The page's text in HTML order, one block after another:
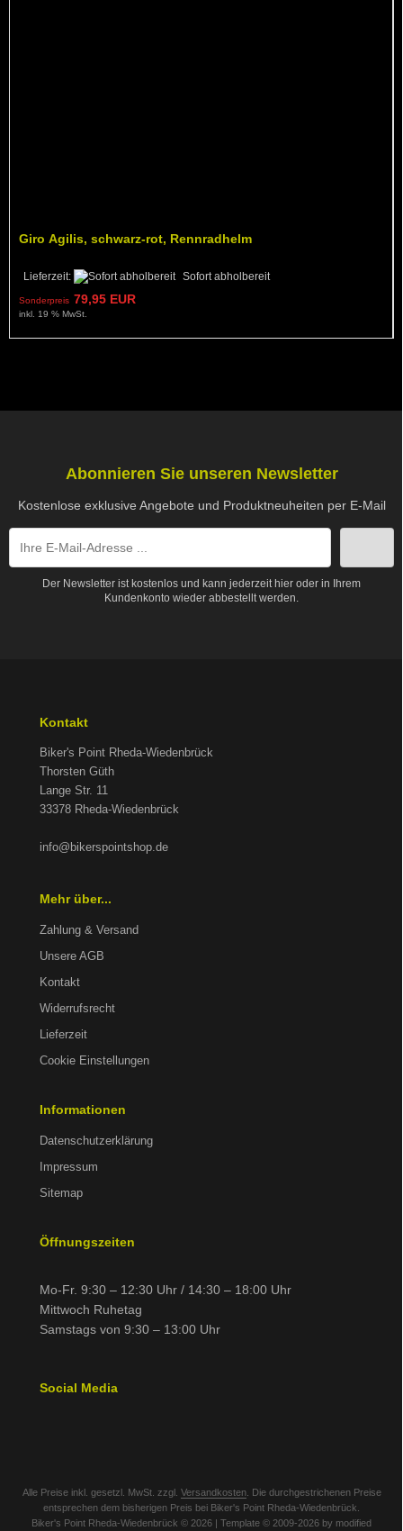
Giro Agilis, schwarz-rot, Rennradhelm
Lieferzeit: Sofort abholbereit
Sonderpreis 79,95 EUR
inkl. 19 % MwSt.
Abonnieren Sie unseren Newsletter
Kostenlose exklusive Angebote und Produktneuheiten per E-Mail
Der Newsletter ist kostenlos und kann jederzeit hier oder in Ihrem
Kundenkonto wieder abbestellt werden.
Kontakt
Biker's Point Rheda-Wiedenbrück
Thorsten Güth
Lange Str. 11
33378 Rheda-Wiedenbrück
info@bikerspointshop.de
Mehr über...
Zahlung & Versand
Unsere AGB
Kontakt
Widerrufsrecht
Lieferzeit
Cookie Einstellungen
Informationen
Datenschutzerklärung
Impressum
Sitemap
Öffnungszeiten
Mo-Fr. 9:30 – 12:30 Uhr / 14:30 – 18:00 Uhr
Mittwoch Ruhetag
Samstags von 9:30 – 13:00 Uhr
Social Media
Alle Preise inkl. gesetzl. MwSt. zzgl. Versandkosten. Die durchgestrichenen Preise
entsprechen dem bisherigen Preis bei Biker's Point Rheda-Wiedenbrück.
Biker's Point Rheda-Wiedenbrück © 2026 | Template © 2009-2026 by modified